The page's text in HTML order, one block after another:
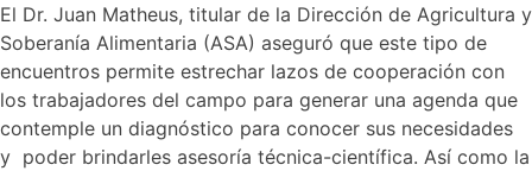
El Dr. Juan Matheus, titular de la Dirección de Agricultura y
Soberanía Alimentaria (ASA) aseguró que este tipo de
encuentros permite estrechar lazos de cooperación con
los trabajadores del campo para generar una agenda que
contemple un diagnóstico para conocer sus necesidades
y poder brindarles asesoría técnica-científica. Así como la